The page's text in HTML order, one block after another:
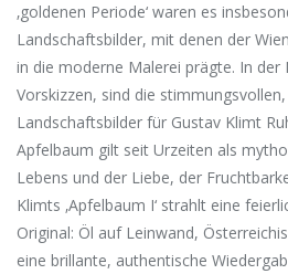
‚goldenen Periode‘ waren es
Landschaftsbilder, mit denen der
in die moderne Malerei prägte. In
Vorskizzen, sind die
Landschaftsbilder für Gustav Klimt
Apfelbaum gilt seit Urzeiten als
Lebens und der Liebe, der
Klimts ‚Apfelbaum I‘ strahlt eine
Original: Öl auf Leinwand,
eine brillante, authentische